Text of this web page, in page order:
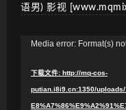
语男) 影视
Media error: Format(s)
下载文件: http://mq-cos-
putian.i8i9.cn:1350/uploads/